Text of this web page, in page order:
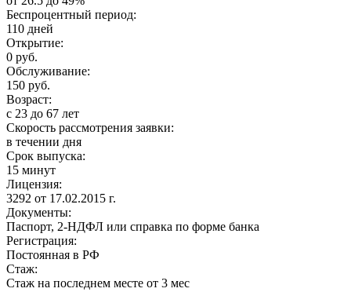
Беспроцентный период:
110 дней
Открытие:
0 руб.
Обслуживание:
150 руб.
Возраст:
с 23 до 67 лет
Скорость рассмотрения заявки:
в течении дня
Срок выпуска:
15 минут
Лицензия:
3292 от 17.02.2015 г.
Документы:
Паспорт, 2-НДФЛ или справка по форме банка
Регистрация:
Постоянная в РФ
Стаж:
Стаж на последнем месте от 3 мес